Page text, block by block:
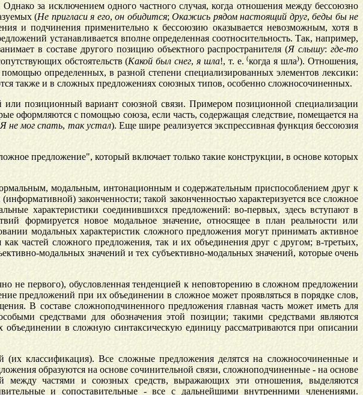
за исключением одного частного случая, когда отношения между бессоюзно
(Не пригласи я его,он обидится;Окажись рядом настоящий друг,беды бы не
и подчинения применительно к бессоюзию оказывается невозможным, хотя в
устанавливается вполне определенная соотносительность. Так, например,
в составе другого позицию объектного распространителя (Я слышу:где-то
обстоятельств (Какой был снег,я шла!, т. е.(когда я шла)). Отношения,
определенных, в разной степени специализированных элементов лексики:
также и в сложных предложениях союзных типов, особенно сложносочиненных.
позиционный вариант союзной связи. Примером позиционной специализации
оформляются с помощью союза, если часть, содержащая следствие, помещается на
Я не мог спать, так устал). Еще шире реализуется экспрессивная функция бессоюзия
предложение", который включает только такие конструкции, в основе которых
модальным, интонационным и содержательным приспособлением друг к
законченности; такой законченностью характеризуется все сложное
характеристики соединившихся предложений: во-первых, здесь вступают в
формируется новое модальное значение, относящее в план реальности или
модальных характеристик сложного предложения могут принимать активное
частей сложного предложения, так и их объединения друг с другом; в-третьих,
модальных значений и тех субъективно-модальных значений, которые очень
не первого), обусловленная тенденцией к неповторению в сложном предложении
предложений при их объединении в сложное может проявляться в порядке слов,
В составе сложноподчиненного предложения главная часть может иметь для
средствами для обозначения этой позиции; такими средствами являются
в сложную синтаксическую единицу рассматриваются при описании
классификация). Все сложные предложения делятся на сложносочиненные и
образуются на основе сочинительной связи, сложноподчиненные - на основе
между частями и союзных средств, выражающих эти отношения, выделяются
и сопоставительные - все с дальнейшими внутренними членениями.